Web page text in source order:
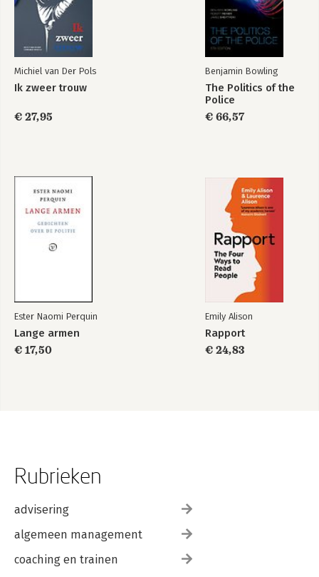
Michiel van Der Pols
Ik zweer trouw
€ 27,95
Benjamin Bowling
The Politics of the
Police
€ 66,57
Ester Naomi Perquin
Lange armen
€ 17,50
Emily Alison
Rapport
€ 24,83
Rubrieken
advisering
algemeen management
coaching en trainen